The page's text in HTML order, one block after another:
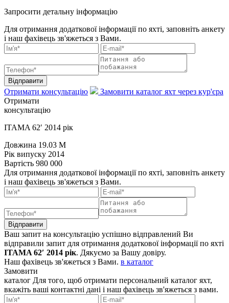
Запросити детальну інформацію
Для отримання додаткової інформації по яхті, заповніть анкету
і наш фахівець зв'яжеться з Вами.
Відправити
Отримати консультацію
Замовити каталог яхт через кур'єра
Отримати
консультацію
ITAMA 62′ 2014 рік
Довжина 19.03 M
Рік випуску 2014
Вартість 980 000
Для отримання додаткової інформації по яхті, заповніть анкету
і наш фахівець зв'яжеться з Вами.
Відправити
Ваш запит на консультацію успішно відправлений Ви
відправили запит для отримання додаткової інформації по яхті
ITAMA 62′ 2014 рік. Дякуємо за Вашу довіру.
Наш фахівець зв'яжеться з Вами. в каталог
Замовити
каталог Для того, щоб отримати персональний каталог яхт,
вкажіть ваші контактні дані і наш фахівець зв'яжеться з вами.